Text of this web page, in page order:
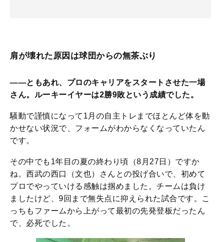
肩が壊れた原因は球団からの無茶ぶり
――ともあれ、プロのキャリアをスタートさせた一場
さん。ルーキーイヤーは2勝9敗という成績でした。
騒動で謹慎になって1月の自主トレまでほとんど体を動
かせない状況で、フォームがわからなくなっていたん
です。
その中でも1年目の夏の終わり頃（8月27日）ですか
ね。西武の西口（文也）さんとの投げ合いで、初めて
プロでやっていける感触は掴めました。チームは負け
ましたけど、9回まで無失点に抑えられた試合です。こ
っちもファームから上がって最初の先発登板だったん
で、必死でした。